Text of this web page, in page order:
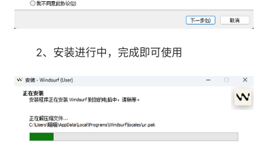
2、安装进行中，完成即可使用